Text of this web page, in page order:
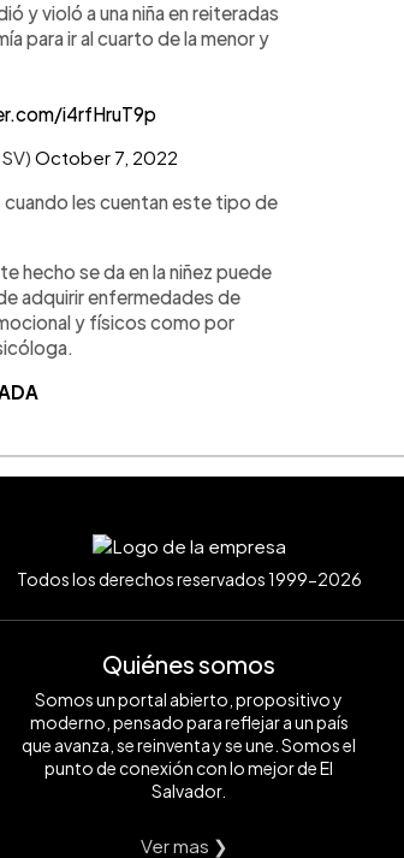
y violó a una niña en reiteradas
para ir al cuarto de la menor y
i4rfHruT9p
October 7, 2022
cuando les cuentan este tipo de
hecho se da en la niñez puede
adquirir enfermedades de
y físicos como por
Todos los derechos reservados 1999-2026
Quiénes somos
Somos un portal abierto, propositivo y
moderno, pensado para reflejar a un país
que avanza, se reinventa y se une. Somos el
punto de conexión con lo mejor de El
Salvador.
Ver mas ❯